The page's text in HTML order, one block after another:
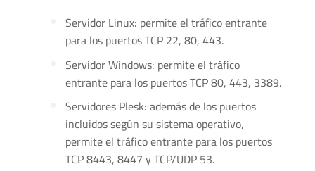
Servidor Linux: permite el tráfico entrante
para los puertos TCP 22, 80, 443.
Servidor Windows: permite el tráfico
entrante para los puertos TCP 80, 443, 3389.
Servidores Plesk: además de los puertos
incluidos según su sistema operativo,
permite el tráfico entrante para los puertos
TCP 8443, 8447 y TCP/UDP 53.